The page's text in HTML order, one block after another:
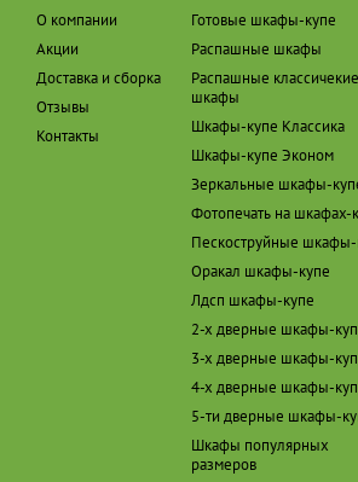
О компании
Акции
Доставка и сборка
Отзывы
Контакты
Готовые шкафы-купе
Распашные шкафы
Распашные классичекие
шкафы
Шкафы-купе Классика
Шкафы-купе Эконом
Зеркальные шкафы-
Фотопечать на шкафах-
Пескоструйные шкафы-
Оракал шкафы-купе
Лдсп шкафы-купе
2-х дверные шкафы-
3-х дверные шкафы-
4-х дверные шкафы-
5-ти дверные шкафы-
Шкафы популярных
размеров